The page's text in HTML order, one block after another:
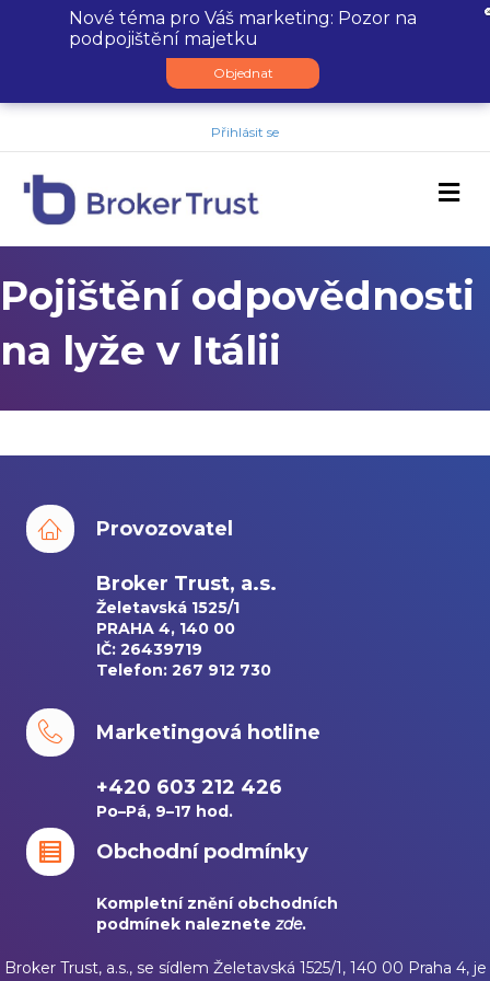
Přihlásit se
Pojištění odpovědnosti
na lyže v Itálii
Provozovatel
Broker Trust, a.s.
Želetavská 1525/1
PRAHA 4, 140 00
IČ: 26439719
Telefon: 267 912 730
Marketingová hotline
+420 603 212 426
Po–Pá, 9–17 hod.
Obchodní podmínky
Kompletní znění obchodních
podmínek naleznetezde.
Broker Trust, a.s., se sídlem Želetavská 1525/1, 140 00 Praha 4, je
Nové téma pro Váš marketing: Pozor na
podpojištění majetku
Objednat